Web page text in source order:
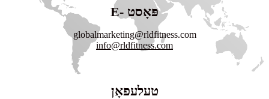
E- פּאָסט
globalmarketing@rldfitness.com
info@rldfitness.com
טעלעפאָן